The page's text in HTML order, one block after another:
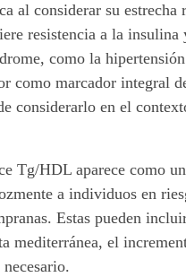
al considerar su estrecha
resistencia a la insulina
como la
como marcador integral
considerarlo en el
Tg/HDL aparece como
a individuos en
Estas pueden
mediterránea, el